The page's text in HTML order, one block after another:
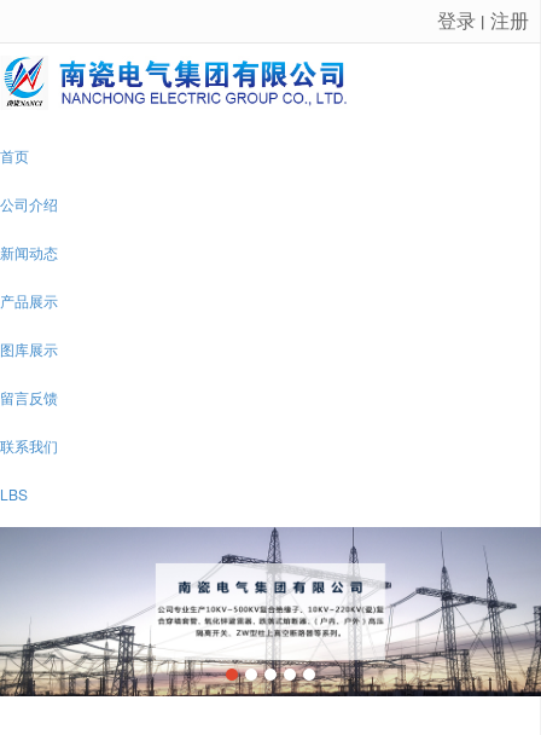
很遗憾，因您的浏览器版本过低导致无法获得最佳浏览体验，推荐下载安装谷歌浏览器！
登录 丨 注册
首页
公司介绍
新闻动态
产品展示
图库展示
留言反馈
联系我们
LBS